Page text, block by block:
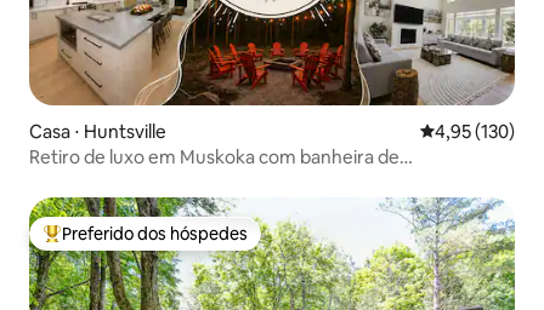
Casa ⋅ Huntsville 4,95 de uma
4,95 (130)
Retiro de luxo em Muskoka com banheira de
Entre os melhores preferidos dos hóspedes
Preferido dos hóspedes